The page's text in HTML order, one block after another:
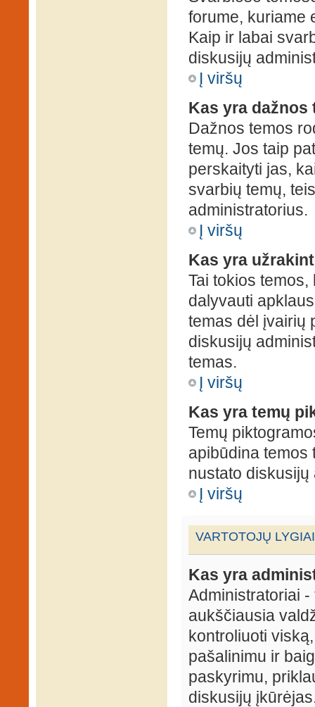
forume, kuriame
Kaip ir labai
diskusijų
Į viršų
Kas yra dažnos
Dažnos temos
temų. Jos taip
perskaityti jas,
svarbių temų,
administratorius.
Į viršų
Kas yra
Tai tokios
dalyvauti
temas dėl įvairių
diskusijų
temas.
Į viršų
Kas yra temų
Temų
apibūdina temos
nustato
Į viršų
VARTOTOJŲ
Kas yra
Administratoriai
aukščiausia
kontroliuoti
pašalinimu ir
paskyrimu,
diskusijų